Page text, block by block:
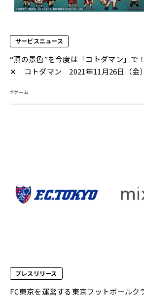
サービスニュース
“頂の景色”を今度は「コトダマン」で
✕ コトダマン 2021年11月26日（金
#ゲーム
プレスリリース
FC東京を運営する東京フットボールク